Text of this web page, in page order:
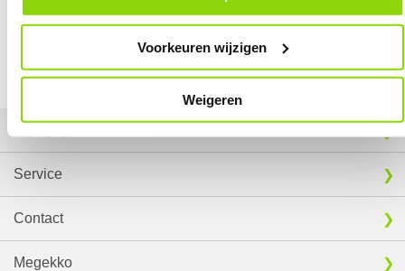
Voorkeuren wijzigen
Weigeren
het een dag langer duren.
Service
Contact
Megekko